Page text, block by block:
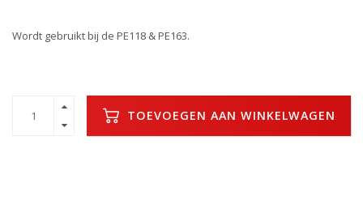
Wordt gebruikt bij de PE118 & PE163.
TOEVOEGEN AAN WINKELWAGEN